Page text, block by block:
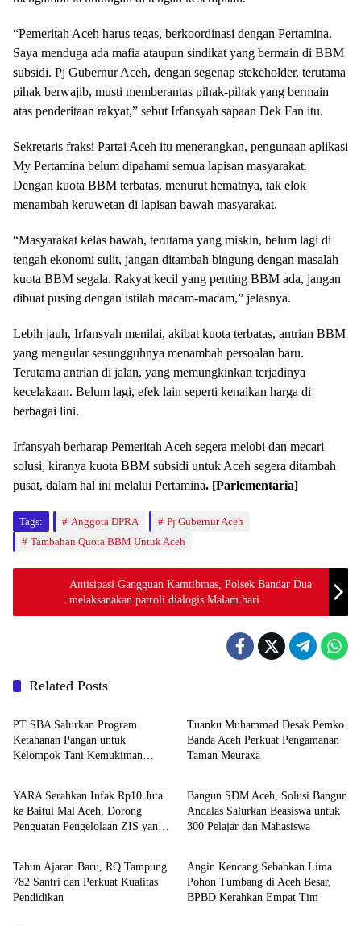
“Pemeritah Aceh harus tegas, berkoordinasi dengan Pertamina.
Saya menduga ada mafia ataupun sindikat yang bermain di BBM
subsidi. Pj Gubernur Aceh, dengan segenap stekeholder, terutama
pihak berwajib, musti memberantas pihak-pihak yang bermain
atas penderitaan rakyat,” sebut Irfansyah sapaan Dek Fan itu.
Sekretaris fraksi Partai Aceh itu menerangkan, pengunaan aplikasi
My Pertamina belum dipahami semua lapisan masyarakat.
Dengan kuota BBM terbatas, menurut hematnya, tak elok
menambah keruwetan di lapisan bawah masyarakat.
“Masyarakat kelas bawah, terutama yang miskin, belum lagi di
tengah ekonomi sulit, jangan ditambah bingung dengan masalah
kuota BBM segala. Rakyat kecil yang penting BBM ada, jangan
dibuat pusing dengan istilah macam-macam,” jelasnya.
Lebih jauh, Irfansyah menilai, akibat kuota terbatas, antrian BBM
yang mengular sesungguhnya menambah persoalan baru.
Terutama antrian di jalan, yang memungkinkan terjadinya
kecelakaan. Belum lagi, efek lain seperti kenaikan harga di
berbagai lini.
Irfansyah berharap Pemeritah Aceh segera melobi dan mecari
solusi, kiranya kuota BBM subsidi untuk Aceh segera ditambah
pusat, dalam hal ini melalui Pertamina. [Parlementaria]
Tags: Anggota DPRA
Pj Gubernur Aceh
Tambahan Quota BBM Untuk Aceh
Antisipasi Gangguan Kamtibmas, Polsek Bandar Dua
melaksanakan patroli dialogis Malam hari
Related Posts
Berita
PT SBA Salurkan Program
Ketahanan Pangan untuk
Kelompok Tani Kemukiman
Tuanku Muhammad Desak Pemko
Banda Aceh Perkuat Pengamanan
Taman Meuraxa
Berita
YARA Serahkan Infak Rp10 Juta
ke Baitul Mal Aceh, Dorong
Penguatan Pengelolaan ZIS yang
Berita
Bangun SDM Aceh, Solusi Bangun
Andalas Salurkan Beasiswa untuk
300 Pelajar dan Mahasiswa
Berita
Tahun Ajaran Baru, RQ Tampung
782 Santri dan Perkuat Kualitas
Pendidikan
Daerah
Angin Kencang Sebabkan Lima
Pohon Tumbang di Aceh Besar,
BPBD Kerahkan Empat Tim